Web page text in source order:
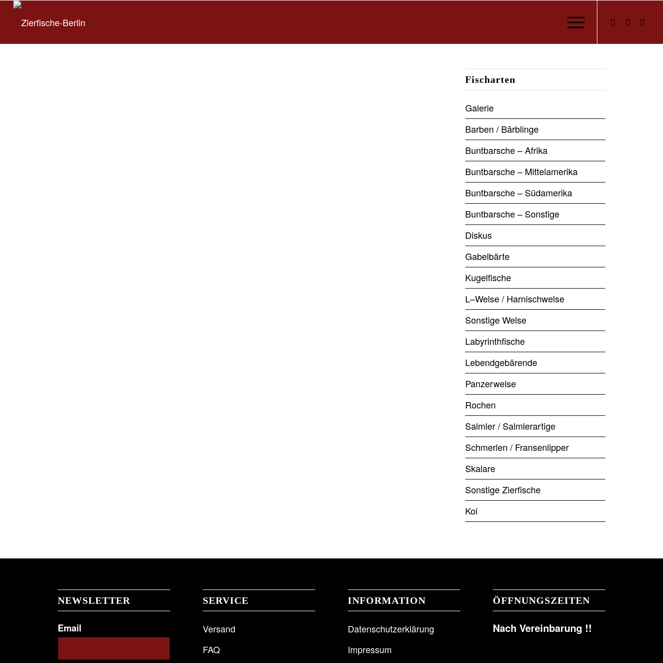
Fischarten
Galerie
Barben / Bärblinge
Buntbarsche – Afrika
Buntbarsche – Mittelamerika
Buntbarsche – Südamerika
Buntbarsche – Sonstige
Diskus
Gabelbärte
Kugelfische
L–Welse / Harnischwelse
Sonstige Welse
Labyrinthfische
Lebendgebärende
Panzerwelse
Rochen
Salmler / Salmlerartige
Schmerlen / Fransenlipper
Skalare
Sonstige Zierfische
Koi
NEWSLETTER
Email
SERVICE
Versand
FAQ
INFORMATION
Datenschutzerklärung
Impressum
ÖFFNUNGSZEITEN
Nach Vereinbarung !!